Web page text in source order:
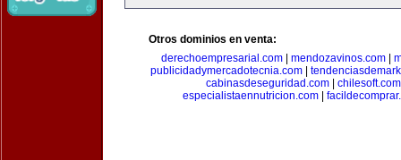
Otros dominios en venta:
derechoempresarial.com
mendozavinos.com
publicidadymercadotecnia.com|
cabinasdeseguridad.com| chilesoft.com
especialistaennutricion.com|